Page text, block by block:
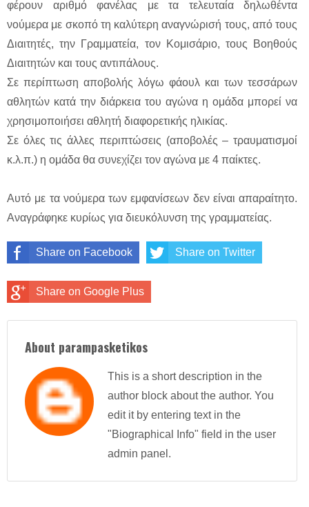
φέρουν αριθμό φανέλας με τα τελευταία δηλωθέντα
νούμερα με σκοπό τη καλύτερη αναγνώρισή τους, από τους
Διαιτητές, την Γραμματεία, τον Κομισάριο, τους Βοηθούς
Διαιτητών και τους αντιπάλους.
Σε περίπτωση αποβολής λόγω φάουλ και των τεσσάρων
αθλητών κατά την διάρκεια του αγώνα η ομάδα μπορεί να
χρησιμοποιήσει αθλητή διαφορετικής ηλικίας.
Σε όλες τις άλλες περιπτώσεις (αποβολές – τραυματισμοί
κ.λ.π.) η ομάδα θα συνεχίζει τον αγώνα με 4 παίκτες.
Αυτό με τα νούμερα των εμφανίσεων δεν είναι απαραίτητο.
Αναγράφηκε κυρίως για διευκόλυνση της γραμματείας.
Share on Facebook Share on Twitter
Share on Google Plus
About parampasketikos
This is a short description in the
author block about the author. You
edit it by entering text in the
"Biographical Info" field in the user
admin panel.